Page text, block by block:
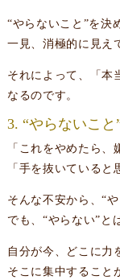
“やらないこと”を決
一見、消極的に見え
それによって、「本
なるのです。
3. “やらないこ
「これをやめたら、
「手を抜いていると
そんな不安から、“
でも、“やらない”と
自分が今、どこに力
そこに集中すること